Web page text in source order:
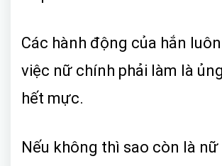
Các hành động của hắn
việc nữ chính phải làm là
hết mực.
Nếu không thì sao còn là nữ